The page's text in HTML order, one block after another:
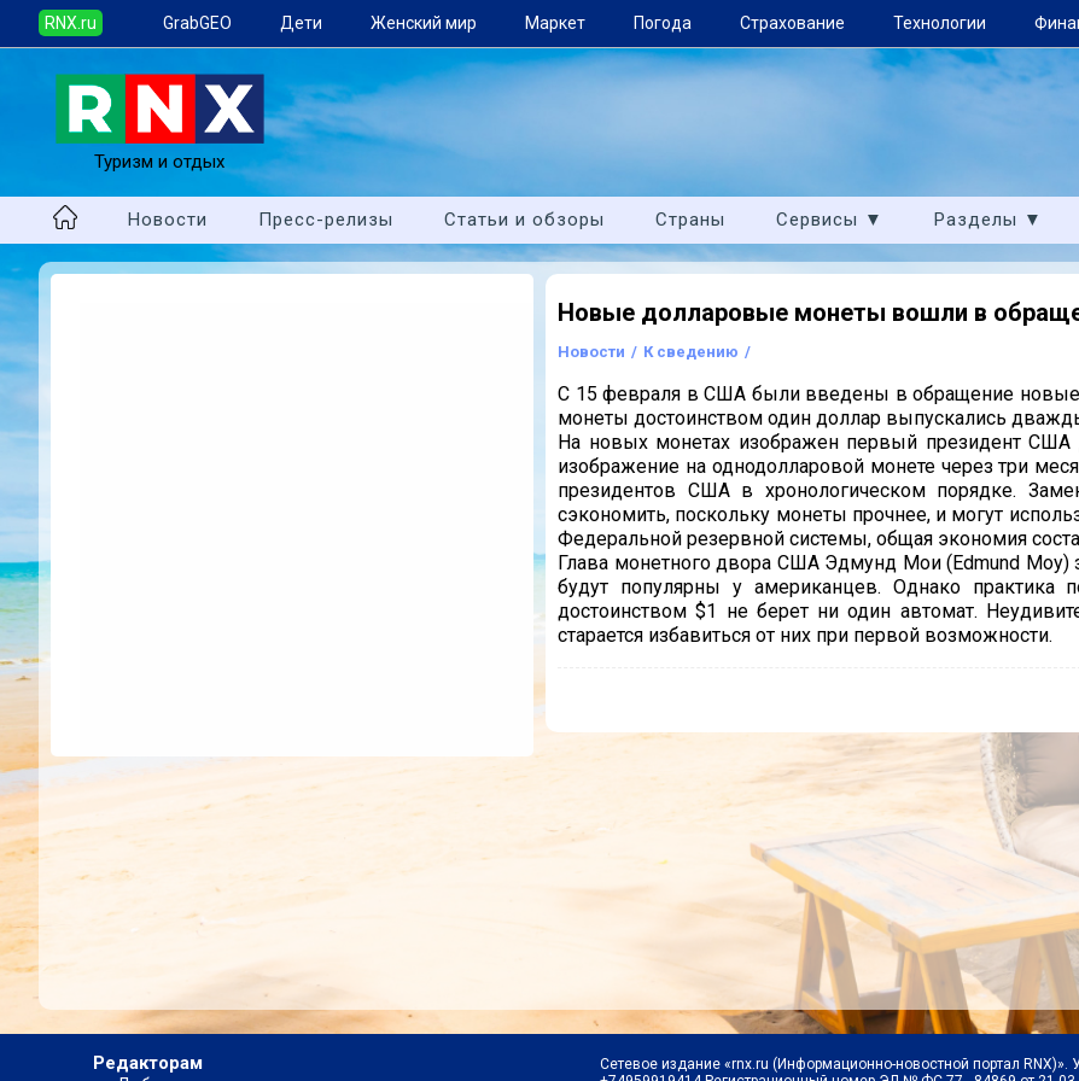
RNX.ru GrabGEO Дети Женский мир Маркет Погода Страхование Технологии
Туризм и отдых
Новости Пресс-релизы Статьи и обзоры Страны Сервисы ▼ Разделы ▼
Новые долларовые монеты вошли в
Новости / К сведению /
С 15 февраля в США были введены в обращение
монеты достоинством один доллар выпускались
На новых монетах изображен первый президент
изображение на однодолларовой монете через три
президентов США в хронологическом порядке.
сэкономить, поскольку монеты прочнее, и могут
Федеральной резервной системы, общая экономия
Глава монетного двора США Эдмунд Мои (Edmund Moy)
будут популярны у американцев. Однако практика
достоинством $1 не берет ни один автомат.
старается избавиться от них при первой возможности.
Редакторам
Сетевое издание «rnx.ru (Информационно-новостной портал